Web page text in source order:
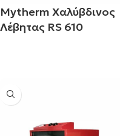
Mytherm Χαλύβδινος
Λέβητας RS 610